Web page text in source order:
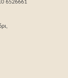
6526661